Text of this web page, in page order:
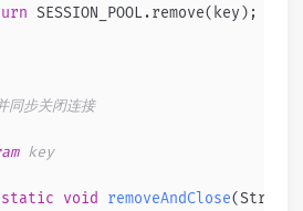
SESSION_POOL.remove(key);
步关闭连接
key
static void removeAndClose(String